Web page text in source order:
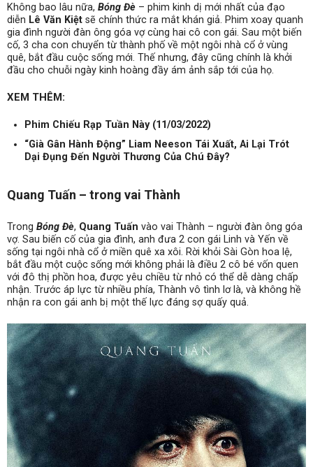
Không bao lâu nữa, Bóng Đè – phim kinh dị mới nhất của đạo
diễn Lê Văn Kiệt sẽ chính thức ra mắt khán giả. Phim xoay quanh
gia đình người đàn ông góa vợ cùng hai cô con gái. Sau một biến
cố, 3 cha con chuyển từ thành phố về một ngôi nhà cổ ở vùng
quê, bắt đầu cuộc sống mới. Thế nhưng, đây cũng chính là khởi
đầu cho chuỗi ngày kinh hoàng đầy ám ảnh sắp tới của họ.
XEM THÊM:
Phim Chiếu Rạp Tuần Này (11/03/2022)
“Già Gân Hành Động” Liam Neeson Tái Xuất, Ai Lại Trót
Dại Đụng Đến Người Thương Của Chú Đây?
Quang Tuấn – trong vai Thành
Trong Bóng Đè, Quang Tuấn vào vai Thành – người đàn ông góa
vợ. Sau biến cố của gia đình, anh đưa 2 con gái Linh và Yến về
sống tại ngôi nhà cổ ở miền quê xa xôi. Rời khỏi Sài Gòn hoa lệ,
bắt đầu một cuộc sống mới không phải là điều 2 cô bé vốn quen
với đô thị phồn hoa, được yêu chiều từ nhỏ có thể dễ dàng chấp
nhận. Trước áp lực từ nhiều phía, Thành vô tình lơ là, và không hề
nhận ra con gái anh bị một thế lực đáng sợ quấy quả.